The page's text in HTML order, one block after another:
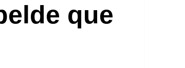
que